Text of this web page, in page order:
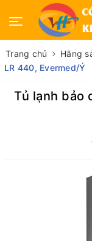
Trang chủ Hãng
LR 440, Evermed/Ý
Tủ lạnh bảo